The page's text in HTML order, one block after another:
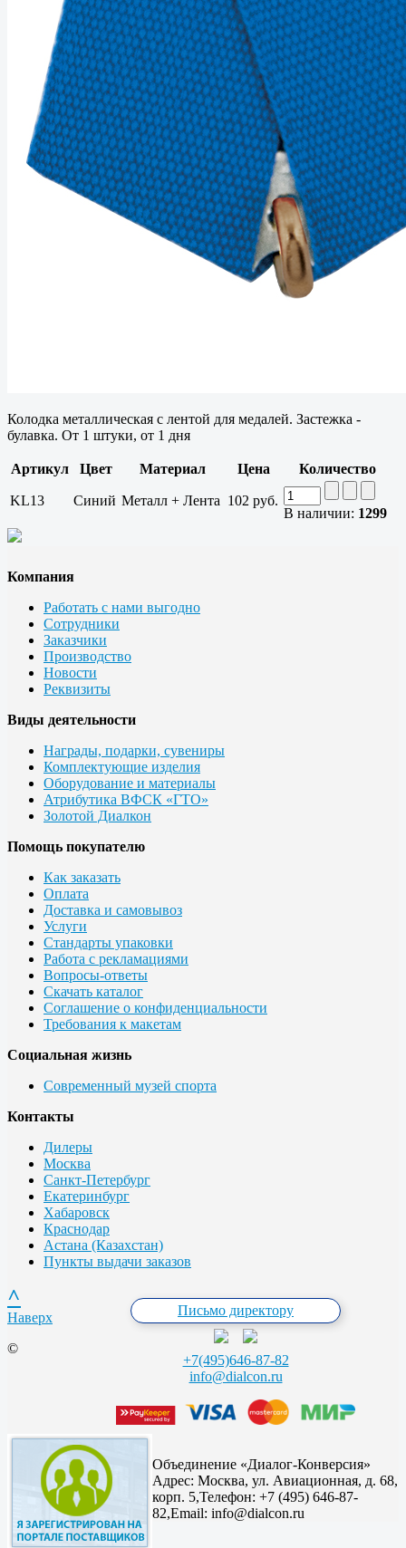
Колодка металлическая с лентой для медалей. Застежка -
булавка. От 1 штуки, от 1 дня
Артикул Цвет Материал Цена Количество
KL13 Синий Металл + Лента 102 руб.
В наличии: 1299
Компания
Работать с нами выгодно
Сотрудники
Заказчики
Производство
Новости
Реквизиты
Виды деятельности
Награды, подарки, сувениры
Комплектующие изделия
Оборудование и материалы
Атрибутика ВФСК «ГТО»
Золотой Диалкон
Помощь покупателю
Как заказать
Оплата
Доставка и самовывоз
Услуги
Стандарты упаковки
Работа с рекламациями
Вопросы-ответы
Скачать каталог
Соглашение о конфиденциальности
Требования к макетам
Социальная жизнь
Современный музей спорта
Контакты
Дилеры
Москва
Санкт-Петербург
Екатеринбург
Хабаровск
Краснодар
Астана (Казахстан)
Пункты выдачи заказов
Письмо директору
+7(495)646-87-82
info@dialcon.ru
^
Наверх
©
Объединение «Диалог-Конверсия»
Адрес: Москва, ул. Авиационная, д. 68,
корп. 5,Телефон: +7 (495) 646-87-
82,Email: info@dialcon.ru